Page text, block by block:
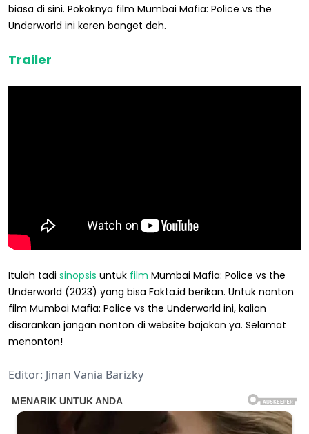
biasa di sini. Pokoknya film Mumbai Mafia: Police vs the
Underworld ini keren banget deh.
Trailer
Itulah tadi sinopsis untuk film Mumbai Mafia: Police vs the
Underworld (2023) yang bisa Fakta.id berikan. Untuk nonton
film Mumbai Mafia: Police vs the Underworld ini, kalian
disarankan jangan nonton di website bajakan ya. Selamat
menonton!
Editor: Jinan Vania Barizky